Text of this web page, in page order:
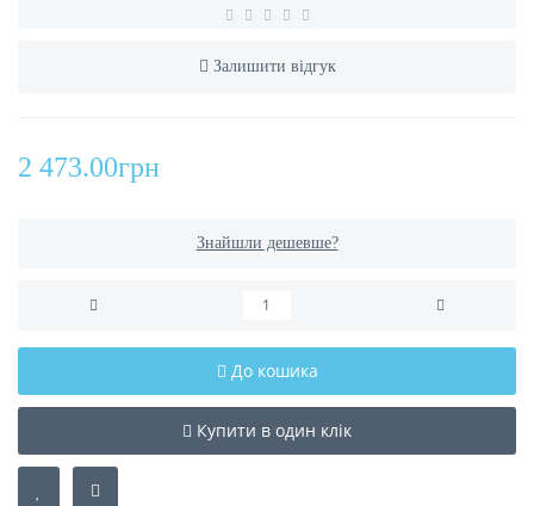
Залишити відгук
2 473.00грн
Знайшли дешевше?
До кошика
Купити в один клік